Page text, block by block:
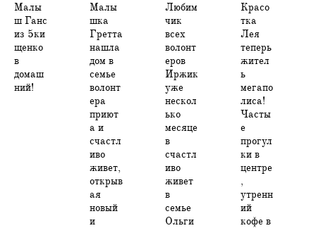
Малы
ш Ганс
из 5ки
щенко
в
домаш
ний!
Малы
шка
Гретта
нашла
дом в
семье
волонт
ера
приют
а и
счастл
иво
живет,
открыв
ая
новый
и
Любим
чик
всех
волонт
еров
Иржик
уже
нескол
ько
месяце
в
счастл
иво
живет
в
семье
Ольги
Красо
тка
Лея
теперь
жител
ь
мегапо
лиса!
Часты
е
прогул
ки в
центре
,
утренн
ий
кофе в